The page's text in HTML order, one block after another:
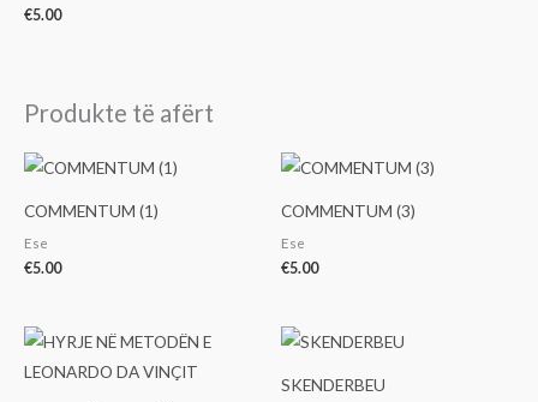
€5.00
Produkte të afërt
COMMENTUM (1)
Ese
€5.00
COMMENTUM (3)
Ese
€5.00
SKENDERBEU